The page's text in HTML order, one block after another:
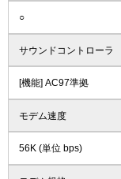
○
サウンドコントローラ
[機能] AC97準拠
モデム速度
56K (単位 bps)